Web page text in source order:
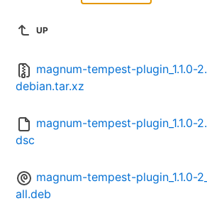
UP
magnum-tempest-plugin_1.1.0-2.
debian.tar.xz
magnum-tempest-plugin_1.1.0-2.
dsc
magnum-tempest-plugin_1.1.0-2_
all.deb